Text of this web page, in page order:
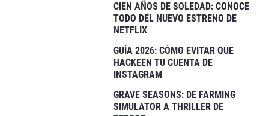
CIEN AÑOS DE SOLEDAD: CONOCE
TODO DEL NUEVO ESTRENO DE
NETFLIX
GUÍA 2026: CÓMO EVITAR QUE
HACKEEN TU CUENTA DE
INSTAGRAM
GRAVE SEASONS: DE FARMING
SIMULATOR A THRILLER DE